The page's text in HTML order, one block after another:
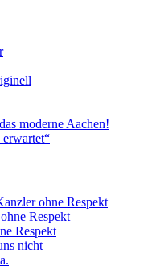
moderne Aachen!
erwartet“
ohne Respekt
Respekt
Respekt
nicht